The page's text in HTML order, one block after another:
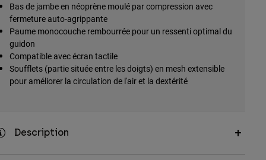
Bas de jambe en néoprène moulé par compression avec
fermeture auto-agrippante
Paume monocouche rembourrée pour un ressenti optimal du
guidon
Compatible avec écran tactile
Soufflets (partie située entre les doigts) en mesh extensible
pour améliorer la circulation de l'air et la dextérité
Description